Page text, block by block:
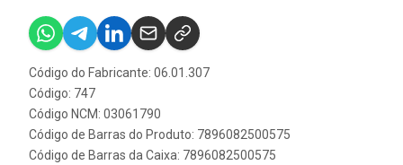
Código do Fabricante: 06.01.307
Código: 747
Código NCM: 03061790
Código de Barras do Produto: 7896082500575
Código de Barras da Caixa: 7896082500575